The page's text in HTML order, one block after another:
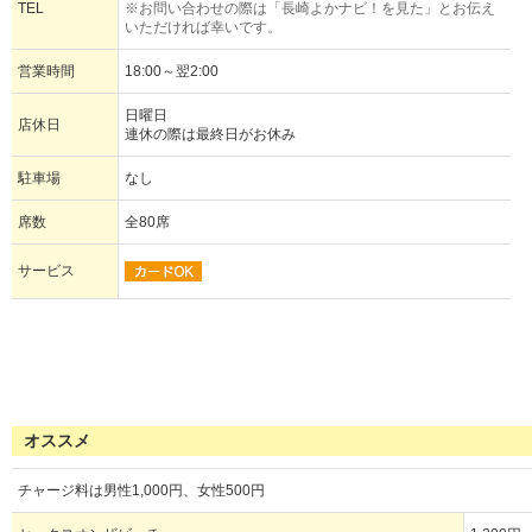
TEL
※お問い合わせの際は「長崎よかナビ！を見た」とお伝え
いただければ幸いです。
営業時間 18:00～翌2:00
店休日
日曜日
連休の際は最終日がお休み
駐車場 なし
席数 全80席
サービス
オススメ
チャージ料は男性1,000円、女性500円